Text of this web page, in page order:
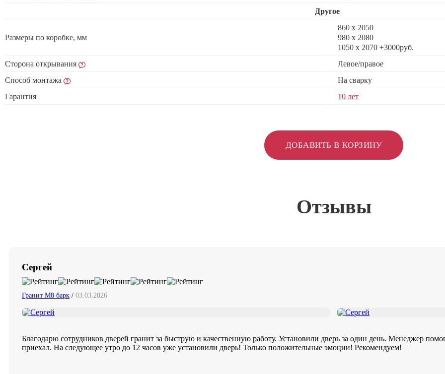
Другое
Размеры по коробке, мм
860 х 2050
980 х 2080
1050 x 2070 +3000руб.
Сторона открывания
Левое/правое
Способ монтажа
На сварку
Гарантия
10 лет
ДОБАВИТЬ В КОРЗИНУ
Отзывы
Сергей
Гранит М8 барк / 03.03.2026
Благодарю сотрудников дверей гранит за быструю и качественную работу. Установили дверь за один день. Менеджер
приехал. На следующее утро до 12 часов уже установили дверь! Только положительные эмоции! Рекомендуем!